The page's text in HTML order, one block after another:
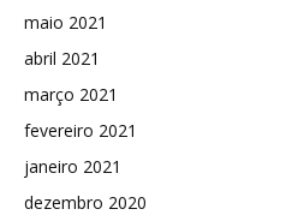
maio 2021
abril 2021
março 2021
fevereiro 2021
janeiro 2021
dezembro 2020